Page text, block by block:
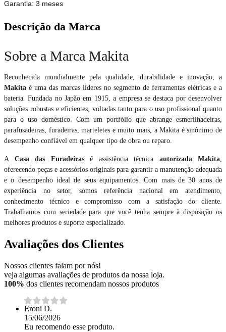
Garantia: 3 meses
Descrição da Marca
Sobre a Marca Makita
Reconhecida mundialmente pela qualidade, durabilidade e inovação, a
Makita é uma das marcas líderes no segmento de ferramentas elétricas e a
bateria. Fundada no Japão em 1915, a empresa se destaca por desenvolver
soluções robustas e eficientes, voltadas tanto para o uso profissional quanto
para o uso doméstico. Com um portfólio que abrange esmerilhadeiras,
parafusadeiras, furadeiras, marteletes e muito mais, a Makita é sinônimo de
desempenho confiável em qualquer tipo de obra ou reparo.
A Casa das Furadeirasé assistência técnica autorizada Makita
oferecendo peças e acessórios originais para garantir a manutenção adequada
e o desempenho ideal de seus equipamentos. Com mais de 30 anos de
experiência no setor, somos referência nacional em atendimento,
conhecimento técnico e compromisso com a satisfação do cliente.
Trabalhamos com seriedade para que você tenha sempre à disposição os
melhores produtos e suporte especializado.
Avaliações dos Clientes
Nossos clientes falam por nós!
veja algumas avaliações de produtos da nossa loja.
100% dos clientes recomendam nossos produtos
Eroni D.
15/06/2026
Eu recomendo esse produto.